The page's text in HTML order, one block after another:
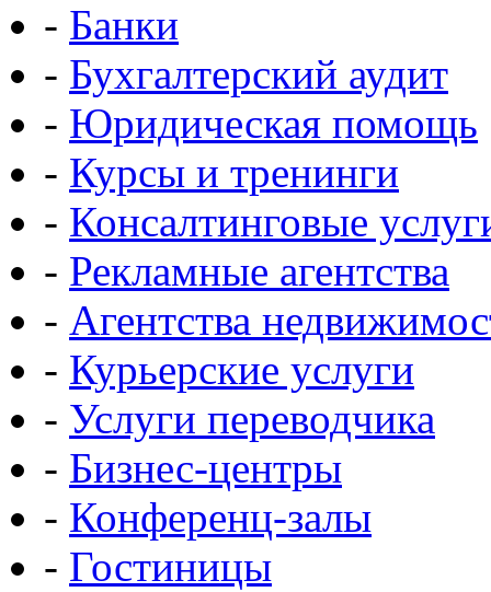
- Банки
- Бухгалтерский аудит
- Юридическая помощь
- Курсы и тренинги
- Консалтинговые
- Рекламные агентства
- Агентства
- Курьерские услуги
- Услуги переводчика
- Бизнес-центры
- Конференц-залы
- Гостиницы